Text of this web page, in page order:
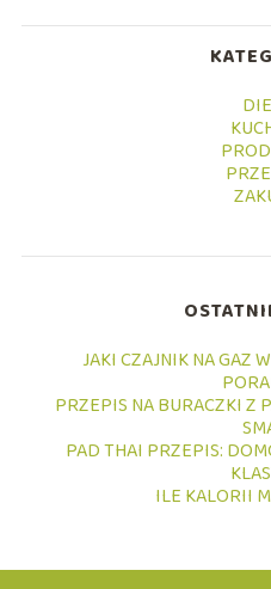
JAKI CZAJNIK NA GAZ
PRZEPIS NA BURACZKI Z
PAD THAI PRZEPIS:
ILE KALORII